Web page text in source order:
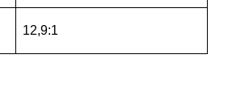
12,9:1